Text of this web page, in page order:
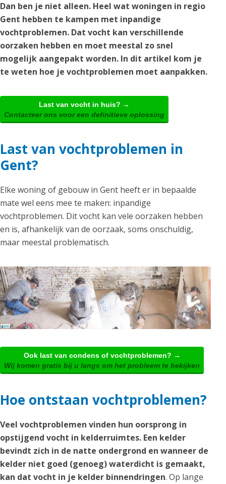
Dan ben je niet alleen. Heel wat woningen in regio
Gent hebben te kampen met inpandige
vochtproblemen. Dat vocht kan verschillende
oorzaken hebben en moet meestal zo snel
mogelijk aangepakt worden. In dit artikel kom je
te weten hoe je vochtproblemen moet aanpakken.
Last van vocht in huis? →
Contacteer ons voor een definitieve oplossing
Last van vochtproblemen in
Gent?
Elke woning of gebouw in Gent heeft er in bepaalde
mate wel eens mee te maken: inpandige
vochtproblemen. Dit vocht kan vele oorzaken hebben
en is, afhankelijk van de oorzaak, soms onschuldig,
maar meestal problematisch.
Ook last van condens of vochtproblemen? →
Wij komen gratis bij u langs om het probleem te bekijken
Hoe ontstaan vochtproblemen?
Veel vochtproblemen vinden hun oorsprong in
opstijgend vocht in kelderruimtes. Een kelder
bevindt zich in de natte ondergrond en wanneer de
kelder niet goed (genoeg) waterdicht is gemaakt,
kan dat vocht in je kelder binnendringen. Op lange